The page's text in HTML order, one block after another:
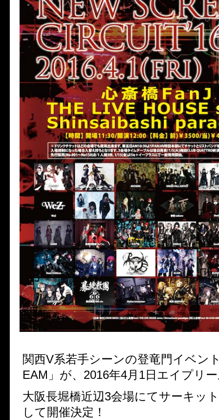
関西V系若手シーンの登竜門イベン
EAM」が、2016年4月1日エイプリ
大阪長堀橋近辺3会場にてサーキッ
して開催決定！